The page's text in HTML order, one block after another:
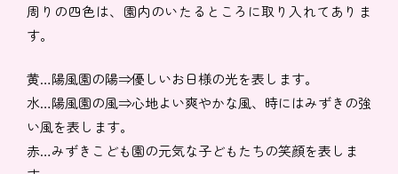
周りの四色は、園内のいたるところに取り入れてありま
す。
黄…陽風園の陽⇒優しいお日様の光を表します。
水…陽風園の風⇒心地よい爽やかな風、時にはみずきの強
い風を表します。
赤…みずきこども園の元気な子どもたちの笑顔を表しま